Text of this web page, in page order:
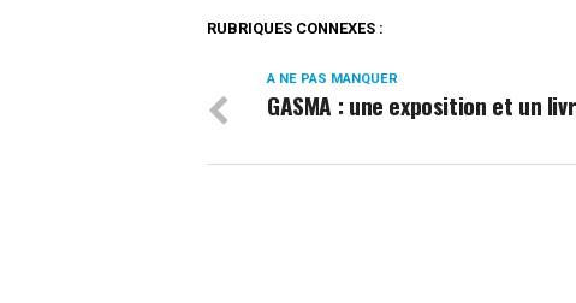
RUBRIQUES CONNEXES :
A NE PAS MANQUER
GASMA : une exposition et un